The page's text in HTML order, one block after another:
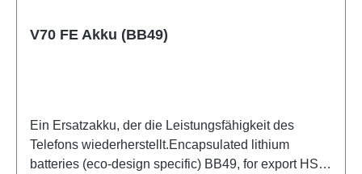
V70 FE Akku (BB49)
Ein Ersatzakku, der die Leistungsfähigkeit des
Telefons wiederherstellt.Encapsulated lithium
batteries (eco-design specific) BB49, for export HSF